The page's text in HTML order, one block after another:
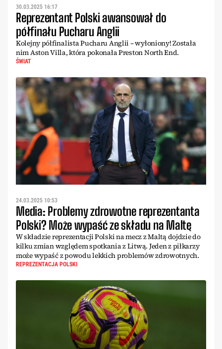
30.03.2025 16:17
Reprezentant Polski awansował do
półfinału Pucharu Anglii
Kolejny półfinalista Pucharu Anglii – wyłoniony! Została
nim Aston Villa, która pokonała Preston North End.
ŚWIAT
24.03.2025 10:53
Media: Problemy zdrowotne reprezentanta
Polski? Może wypaść ze składu na Maltę
W składzie reprezentacji Polski na mecz z Maltą dojdzie do
kilku zmian względem spotkania z Litwą. Jeden z piłkarzy
może wypaść z powodu lekkich problemów zdrowotnych.
REPREZENTACJA POLSKI